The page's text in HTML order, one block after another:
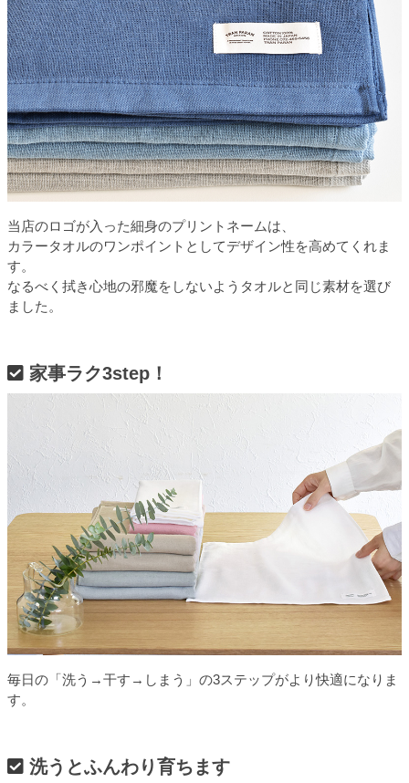
当店のロゴが入った細身のプリントネームは、
カラータオルのワンポイントとしてデザイン性を高めてくれま
す。
なるべく拭き心地の邪魔をしないようタオルと同じ素材を選び
ました。
家事ラク3step！
毎日の「洗う→干す→しまう」の3ステップがより快適になりま
す。
洗うとふんわり育ちます